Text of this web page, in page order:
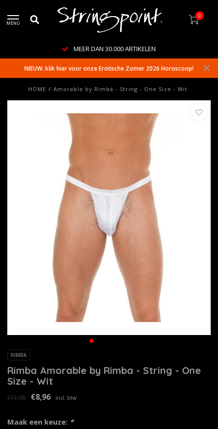
MENU
0
MEER DAN 30.000 ARTIKELEN
NIEUW: klik hier voor onze Erotische Zomer 2026 Horoscoop!
HOME / Amorable by Rimba - String - One Size - Wit
RIMBA
Rimba Amorable by Rimba - String - One
Size - Wit
€11,95 €8,96 Incl. btw
Maak een keuze: *